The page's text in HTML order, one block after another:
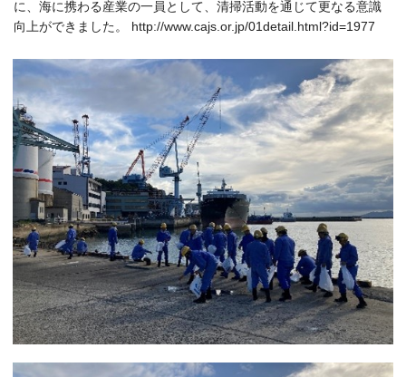
に、海に携わる産業の一員として、清掃活動を通じて更なる意識
向上ができました。 http://www.cajs.or.jp/01detail.html?id=1977